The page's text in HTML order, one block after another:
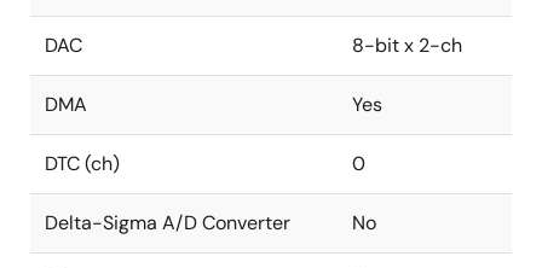
DAC 8-bit x 2-ch
DMA Yes
DTC (ch) 0
Delta-Sigma A/D Converter No